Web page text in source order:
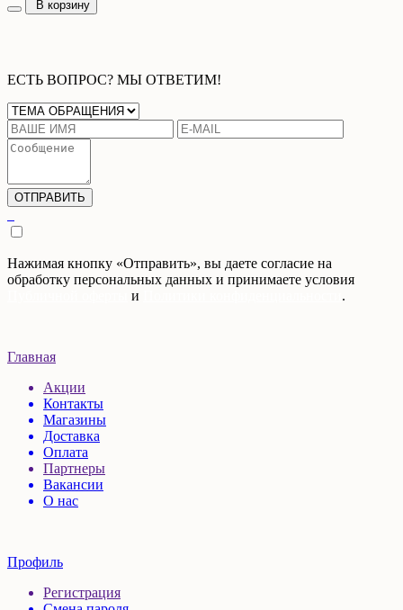
В корзину
ЕСТЬ ВОПРОС? МЫ ОТВЕТИМ!
Нажимая кнопку «Отправить», вы даете согласие на
обработку персональных данных и принимаете условия
и .
Главная
Акции
Контакты
Магазины
Доставка
Оплата
Партнеры
Вакансии
О нас
Профиль
Регистрация